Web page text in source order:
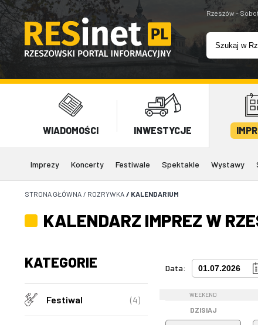
Rzeszów -
WIADOMOŚCI INWESTYCJE
Imprezy Koncerty Festiwale Spektakle Wystawy
STRONA GŁÓWNA / ROZRYWKA / KALENDARIUM
KALENDARZ IMPREZ W
KATEGORIE
Festiwal (4)
Data:
WEEKEND
DZISIAJ